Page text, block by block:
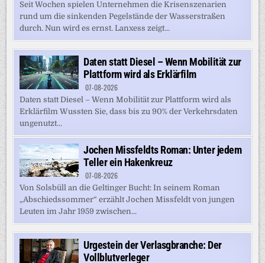
Seit Wochen spielen Unternehmen die Krisenszenarien
rund um die sinkenden Pegelstände der Wasserstraßen
durch. Nun wird es ernst. Lanxess zeigt...
Daten statt Diesel – Wenn Mobilität zur
Plattform wird als Erklärfilm
07-08-2026
Daten statt Diesel – Wenn Mobilität zur Plattform wird als
Erklärfilm Wussten Sie, dass bis zu 90% der Verkehrsdaten
ungenutzt...
Jochen Missfeldts Roman: Unter jedem
Teller ein Hakenkreuz
07-08-2026
Von Solsbüll an die Geltinger Bucht: In seinem Roman
„Abschiedssommer“ erzählt Jochen Missfeldt von jungen
Leuten im Jahr 1959 zwischen...
Urgestein der Verlasgbranche: Der
Vollblutverleger